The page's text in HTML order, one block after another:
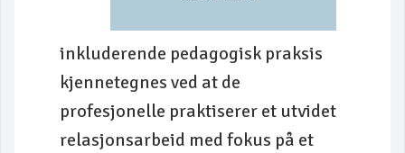
inkluderende pedagogisk praksis
kjennetegnes ved at de
profesjonelle praktiserer et utvidet
relasjonsarbeid med fokus på et